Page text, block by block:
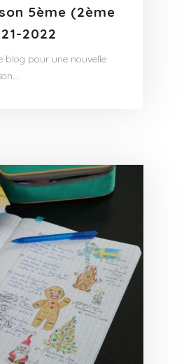
5ème (2ème
2022
blog pour une nouvelle